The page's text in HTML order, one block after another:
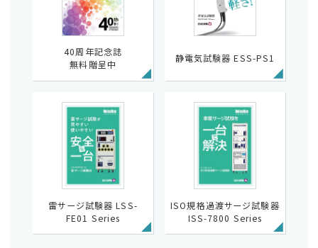
40周年記念誌
無料贈呈中
静電気試験器 ESS-PS1
雷サージ試験器 LSS-
FE01 Series
ISO規格過渡サージ試験器
ISS-7800 Series